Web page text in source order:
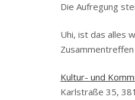
Die Aufregung
Uhi, ist das alles
Kultur- und
Karlstraße 35,